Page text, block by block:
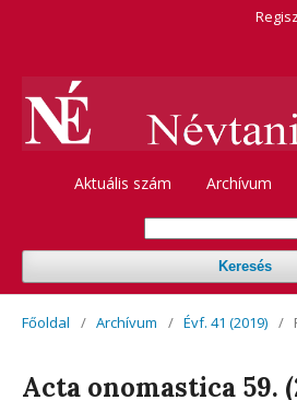
Aktuális szám Archívum
Keresés
Főoldal / Archívum / Évf. 41 (2019) /
Acta onomastica 59.